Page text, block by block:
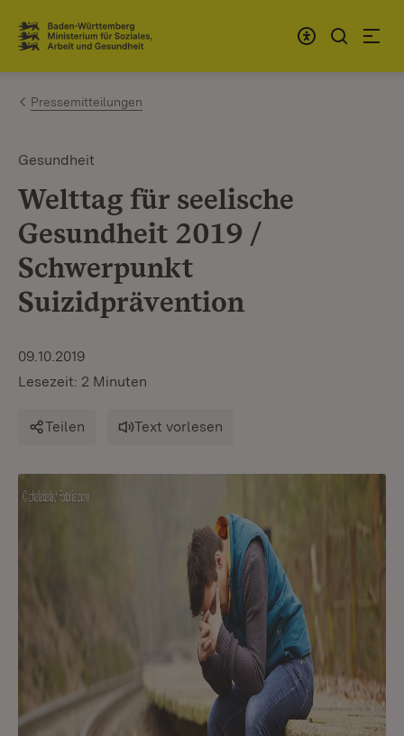
Zum Inhalt springen
Link zur Startseite
Pressemitteilungen
Gesundheit
Welttag für seelische
Gesundheit 2019 /
Schwerpunkt
Suizidprävention
09.10.2019
Lesezeit: 2 Minuten
Teilen Text vorlesen